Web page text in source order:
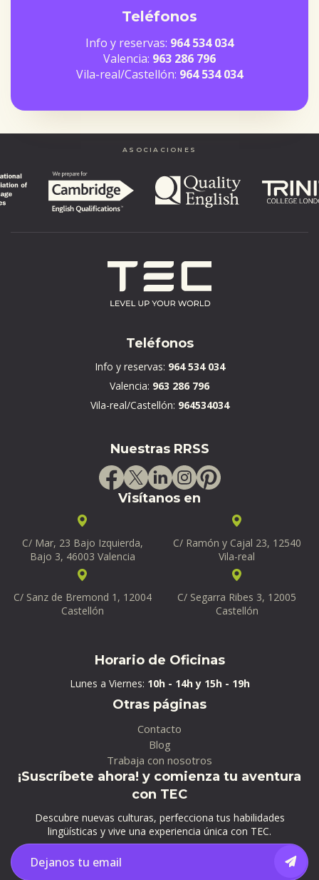
Teléfonos
Info y reservas: 964 534 034
Valencia: 963 286 796
Vila-real/Castellón: 964 534 034
ASOCIACIONES
Teléfonos
Info y reservas: 964 534 034
Valencia: 963 286 796
Vila-real/Castellón: 964534034
Nuestras RRSS
Visítanos en
C/ Mar, 23 Bajo Izquierda,
Bajo 3, 46003 Valencia
C/ Ramón y Cajal 23, 12540
Vila-real
C/ Sanz de Bremond 1, 12004
Castellón
C/ Segarra Ribes 3, 12005
Castellón
Horario de Oficinas
Lunes a Viernes: 10h - 14h y 15h - 19h
Otras páginas
Contacto
Blog
Trabaja con nosotros
¡Suscríbete ahora! y comienza tu aventura
con TEC
Descubre nuevas culturas, perfecciona tus habilidades
lingüísticas y vive una experiencia única con TEC.